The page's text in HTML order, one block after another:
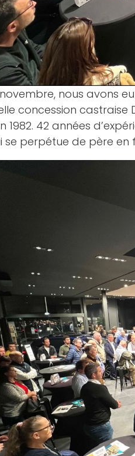
nous avons
concession castraise
1982. 42 années
se perpétue de père en